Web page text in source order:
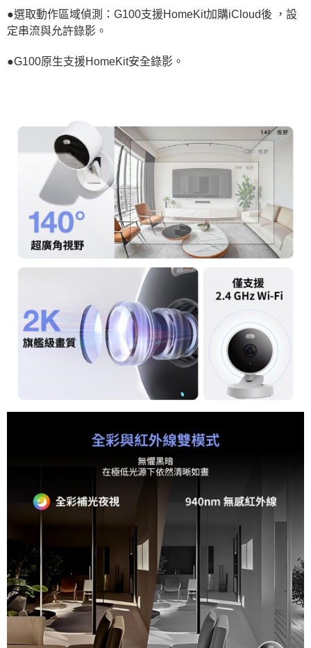
●選取動作區域偵測：G100支援HomeKit加購iCloud後 ，設
定串流與允許錄影。
●G100原生支援HomeKit安全錄影。